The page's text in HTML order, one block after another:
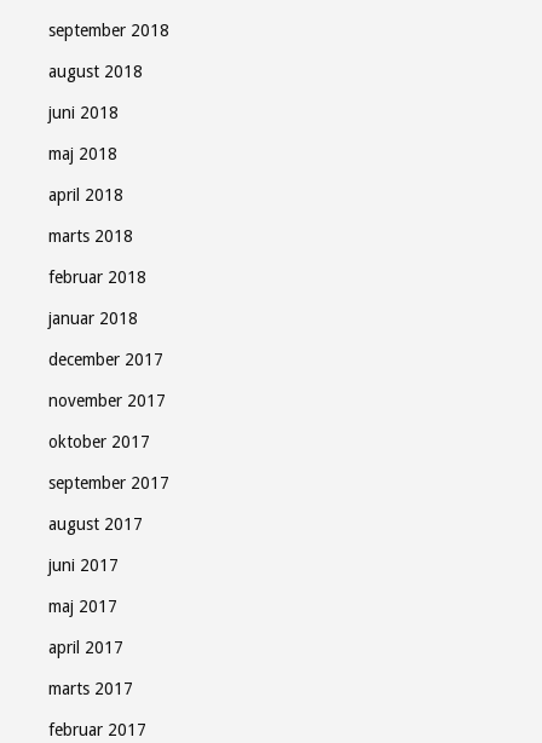
september 2018
august 2018
juni 2018
maj 2018
april 2018
marts 2018
februar 2018
januar 2018
december 2017
november 2017
oktober 2017
september 2017
august 2017
juni 2017
maj 2017
april 2017
marts 2017
februar 2017